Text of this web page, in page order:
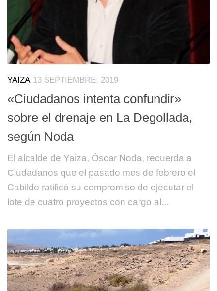
YAIZA 13 SEPTIEMBRE, 2019
«Ciudadanos intenta confundir»
sobre el drenaje en La Degollada,
según Noda
El alcalde de Yaiza, Óscar Noda, recuerda a
Ciudadanos que el pasado mes de febrero el
Cabildo ratificó su compromiso de ejecutar el
lote de cuatro proyectos con cargo al...